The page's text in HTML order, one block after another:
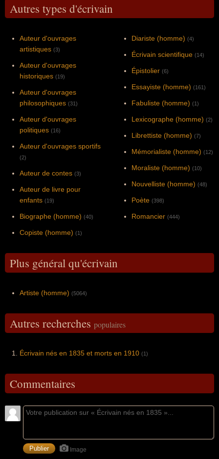
Autres types d'écrivain
Auteur d'ouvrages
artistiques (3)
Auteur d'ouvrages
historiques (19)
Auteur d'ouvrages
philosophiques (31)
Auteur d'ouvrages
politiques (16)
Auteur d'ouvrages sportifs
(2)
Auteur de contes (3)
Auteur de livre pour
enfants (19)
Biographe (homme) (40)
Copiste (homme) (1)
Diariste (homme) (4)
Écrivain scientifique (14)
Épistolier (6)
Essayiste (homme) (161)
Fabuliste (homme) (1)
Lexicographe (homme) (2)
Librettiste (homme) (7)
Mémorialiste (homme) (12)
Moraliste (homme) (10)
Nouvelliste (homme) (48)
Poète (398)
Romancier (444)
Plus général qu'écrivain
Artiste (homme) (5064)
Autres recherches populaires
Écrivain nés en 1835 et morts en 1910 (1)
Commentaires
Image